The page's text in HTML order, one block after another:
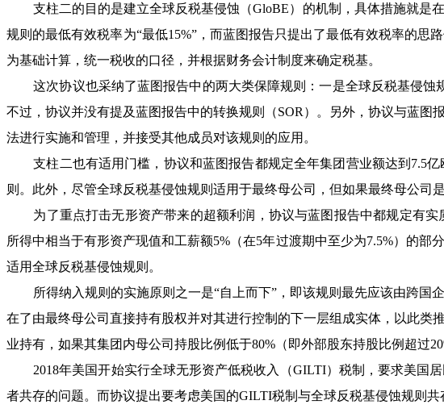
支柱二的目的是建立全球反税基侵蚀（GloBE）的机制，具体措施就是
规则的最低有效税率为“最低15%”，而蓝图报告只提出了最低有效税率的思
为基础计算，统一税收的口径，并根据财务会计制度来确定税基。
这次协议也采纳了蓝图报告中的两大类保障规则：一是全球反税基侵蚀
不过，协议并没有提及蓝图报告中的转换规则（SOR）。另外，协议与蓝
法进行实施和管理，并接受其他成员对该规则的应用。
支柱二也有适用门槛，协议和蓝图报告都规定全年集团营业额达到7.5亿
则。此外，尽管全球反税基侵蚀规则适用于最终母公司，但如果最终母公司
为了重点打击无形资产带来的超额利润，协议与蓝图报告中都规定有实
所得中相当于有形资产现值和工薪额5%（在5年过渡期中至少为7.5%）的
适用全球反税基侵蚀规则。
所得纳入规则的实施原则之一是“自上而下”，即该规则最先应该由跨国
在了由最终母公司直接持有股权并对其进行控制的下一层组成实体，以此
业持有，如果其集团内母公司持股比例低于80%（即外部股东持股比例超过
2018年美国开始实行全球无形资产低税收入（GILTI）税制，要求美国
者共存的问题。而协议提出要考虑美国的GILTI税制与全球反税基侵蚀规则共